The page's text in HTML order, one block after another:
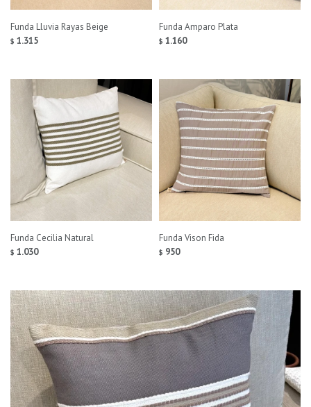
Funda Lluvia Rayas Beige
$ 1.315
Funda Amparo Plata
$ 1.160
Funda Cecilia Natural
$ 1.030
Funda Vison Fida
$ 950